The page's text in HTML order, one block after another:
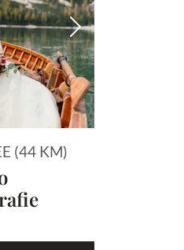
Nächstes Bild
(44 KM)